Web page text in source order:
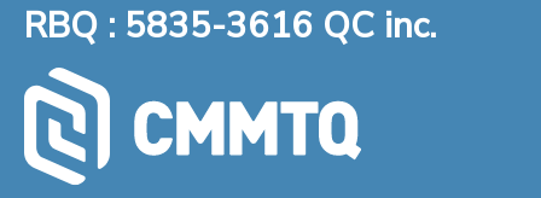
RBQ : 5835-3616 QC inc.